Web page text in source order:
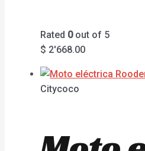
Rated 0out of 5
$ 2'668.00
Citycoco